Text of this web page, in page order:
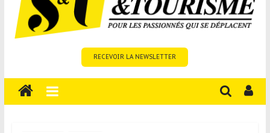
Tourisme
est
RECEVOIR LA NEWSLETTER